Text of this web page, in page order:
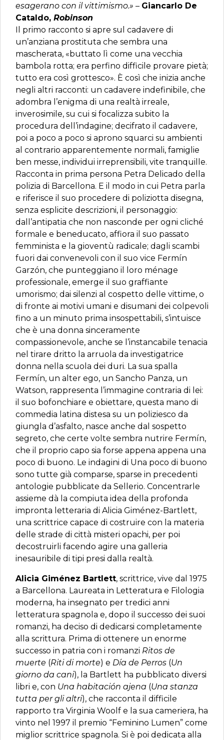
esagerano con il vittimismo.» – Giancarlo De
Cataldo, Robinson
Il primo racconto si apre sul cadavere di
un’anziana prostituta che sembra una
mascherata, «buttato lì come una vecchia
bambola rotta; era perfino difficile provare pietà;
tutto era così grottesco». È così che inizia anche
negli altri racconti: un cadavere indefinibile, che
adombra l’enigma di una realtà irreale,
inverosimile, su cui si focalizza subito la
procedura dell’indagine; decifrato il cadavere,
poi a poco a poco si aprono squarci su ambienti
al contrario apparentemente normali, famiglie
ben messe, individui irreprensibili, vite tranquille.
Racconta in prima persona Petra Delicado della
polizia di Barcellona. E il modo in cui Petra parla
e riferisce il suo procedere di poliziotta disegna,
senza esplicite descrizioni, il personaggio:
dall’antipatia che non nasconde per ogni cliché
formale e beneducato, affiora il suo passato
femminista e la gioventù radicale; dagli scambi
fuori dai convenevoli con il suo vice Fermín
Garzón, che punteggiano il loro ménage
professionale, emerge il suo graffiante
umorismo; dai silenzi al cospetto delle vittime, o
di fronte ai motivi umani e disumani dei colpevoli
fino a un minuto prima insospettabili, s’intuisce
che è una donna sinceramente
compassionevole, anche se l’instancabile tenacia
nel tirare dritto la arruola da investigatrice
donna nella scuola dei duri. La sua spalla
Fermín, un alter ego, un Sancho Panza, un
Watson, rappresenta l’immagine contraria di lei:
il suo bofonchiare e obiettare, questa mano di
commedia latina distesa su un poliziesco da
giungla d’asfalto, nasce anche dal sospetto
segreto, che certe volte sembra nutrire Fermín,
che il proprio capo sia forse appena appena una
poco di buono. Le indagini di Una poco di buono
sono tutte già comparse, sparse in precedenti
antologie pubblicate da Sellerio. Concentrarle
assieme dà la compiuta idea della profonda
impronta letteraria di Alicia Giménez-Bartlett,
una scrittrice capace di costruire con la materia
delle strade di città misteri opachi, per poi
decostruirli facendo agire una galleria
inesauribile di tipi presi dalla realtà.
Alicia Giménez Bartlett, scrittrice, vive dal 1975
a Barcellona. Laureata in Letteratura e Filologia
moderna, ha insegnato per tredici anni
letteratura spagnola e, dopo il successo dei suoi
romanzi, ha deciso di dedicarsi completamente
alla scrittura. Prima di ottenere un enorme
successo in patria con i romanzi Ritos de
muerte (Riti di morte) e Día de Perros (Un
giorno da cani), la Bartlett ha pubblicato diversi
libri e, con Una habitación ajena (Una stanza
tutta per gli altri), che racconta il difficile
rapporto tra Virginia Woolf e la sua cameriera, ha
vinto nel 1997 il premio “Feminino Lumen” come
miglior scrittrice spagnola. Si è poi dedicata alla